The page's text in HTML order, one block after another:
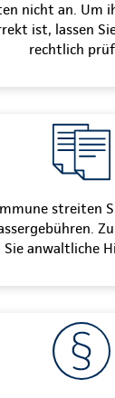
nicht an. Um
ist, lassen
rechtlich
streiten
Sie anwaltliche